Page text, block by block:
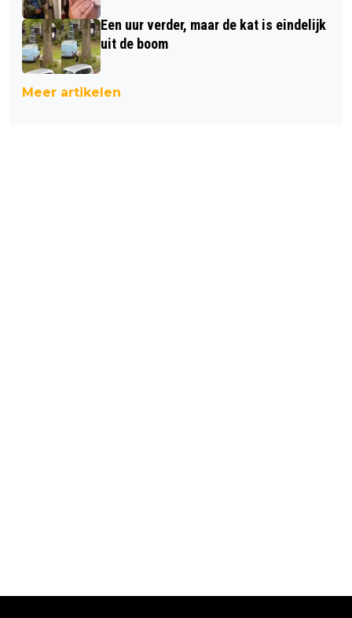
Een uur verder, maar de kat is eindelijk
uit de boom
Meer artikelen